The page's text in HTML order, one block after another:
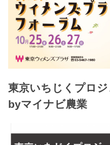
東京いちじくプロ
byマイナビ農業